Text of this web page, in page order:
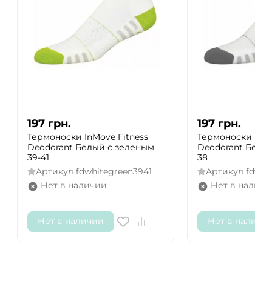
197 грн.
Термоноски InMove Fitness
Deodorant Белый с зеленым,
39-41
Артикул fdwhitegreen3941
Нет в наличии
Нет в наличии
197 грн.
Термоноски
Deodorant
38
Артикул
Нет в
Нет в